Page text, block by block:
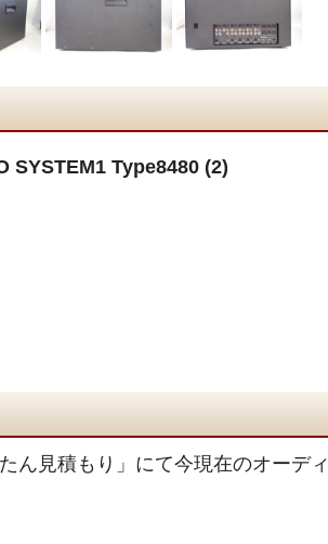
SYSTEM1 Type8480 (2)
ん見積もり」にて今現在のオーディ